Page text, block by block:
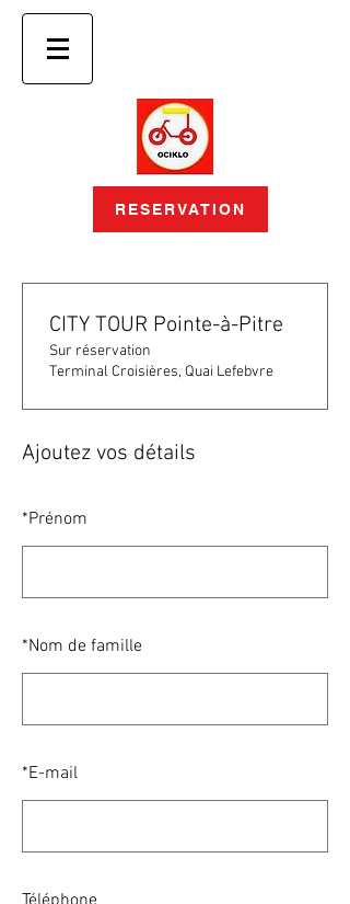
RESERVATION
Ajoutez vos détails
*Prénom
*Nom de famille
*E-mail
CITY TOUR Pointe-à-Pitre
Sur réservation
Terminal Croisières, Quai Lefebvre